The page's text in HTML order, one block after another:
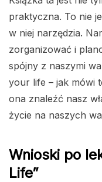
praktyczna. To nie
w niej narzędzia.
zorganizować i
spójny z naszymi
your life – jak mówi
ona znaleźć nasz
życie na naszych
Wnioski po
Life”